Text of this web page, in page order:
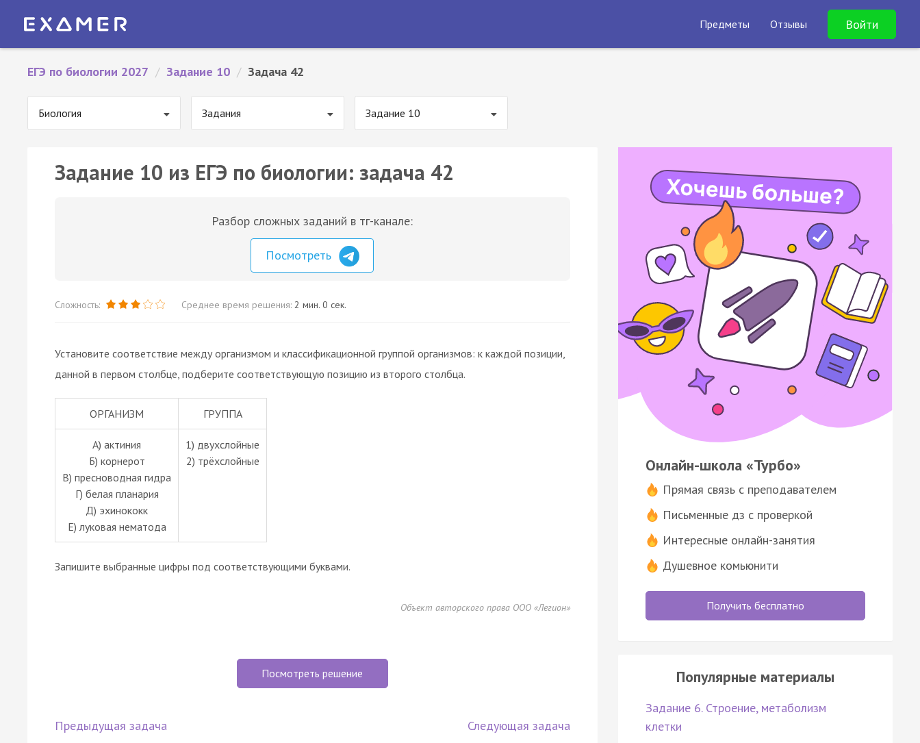
Предметы Отзывы Войти
ЕГЭ по биологии 2027 / Задание 10 / Задача 42
Биология Задания Задание 10
Задание 10 из ЕГЭ по биологии: задача 42
Разбор сложных заданий в тг-канале:
Посмотреть
Сложность: Среднее время решения: 2 мин. 0 сек.
Установите соответствие между организмом и классификационной группой организмов: к каждой позиции,
данной в первом столбце, подберите соответствующую позицию из второго столбца.
ОРГАНИЗМ ГРУППА
А) актиния
Б) корнерот
В) пресноводная гидра
Г) белая планария
Д) эхинококк
Е) луковая нематода
1) двухслойные
2) трёхслойные
Запишите выбранные цифры под соответствующими буквами.
Объект авторского права ООО «Легион»
Посмотреть решение
Предыдущая задача Следующая задача
Онлайн-школа «Турбо»
Прямая связь с преподавателем
Письменные дз с проверкой
Интересные онлайн-занятия
Душевное комьюнити
Получить бесплатно
Популярные материалы
Задание 6. Строение, метаболизм
клетки